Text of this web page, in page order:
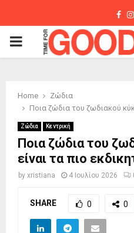
PRIMARY
Home
Ζώδια
Ποια ζώδια του ζωδιακού
Ζώδια Κεντρική
Ποια ζώδια του
είναι τα πιο
by xristiana 4 Ιουλίου 2026
SHARE 0 0